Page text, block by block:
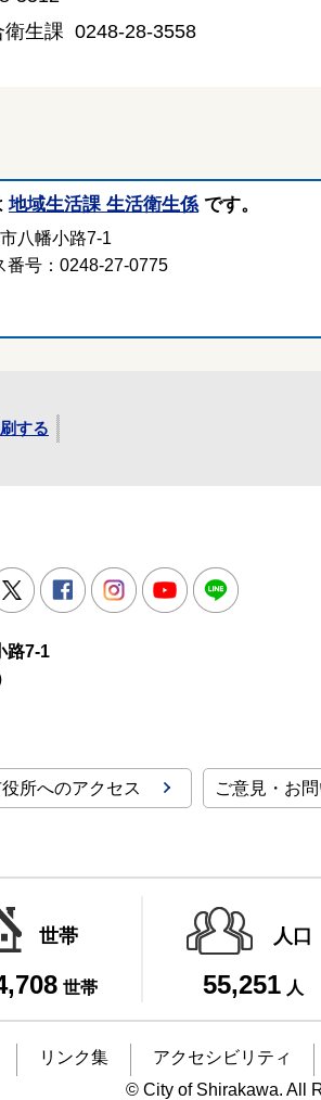
衛生課 0248-28-3558
地域生活課 生活衛生係 です。
八幡小路7-1
号：0248-27-0775
する
役所
Twitter FacebookInstagramYoutube
路7-1
所へのアクセス ご意見・お
世帯
世帯
人口
55,251 人
リンク集 アクセシビリティ
© City of Shirakawa. All